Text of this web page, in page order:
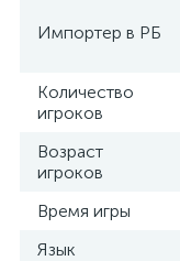
Импортер в РБ
Количество
игроков
Возраст
игроков
Время игры
Язык